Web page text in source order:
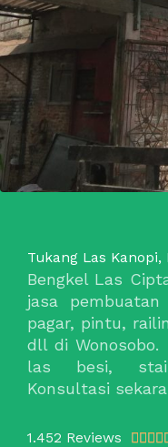
Tukang Las Kanopi,
Bengkel Las
jasa
pagar, pintu,
dll di Wonosobo.
las besi,
Konsultasi
1.452 Reviews 